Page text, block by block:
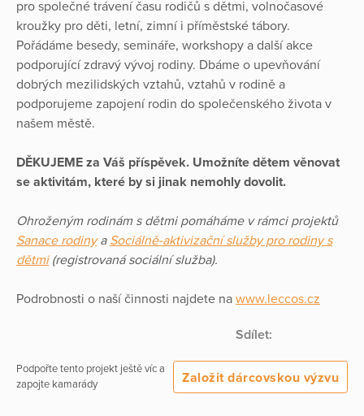
pro společné trávení času rodičů s dětmi, volnočasové
kroužky pro děti, letní, zimní i příměstské tábory.
Pořádáme besedy, semináře, workshopy a další akce
podporující zdravý vývoj rodiny. Dbáme o upevňování
dobrých mezilidských vztahů, vztahů v rodině a
podporujeme zapojení rodin do společenského života v
našem městě.
DĚKUJEME za Váš příspěvek. Umožníte dětem věnovat
se aktivitám, které by si jinak nemohly dovolit.
Ohroženým rodinám s dětmi pomáháme v rámci projektů
Sanace rodinya Sociálně-aktivizační služby pro rodiny s
dětmi(registrovaná sociální služba).
Podrobnosti o naší činnosti najdete na www.leccos.cz
Sdílet:
Podpořte tento projekt ještě víc a
zapojte kamarády
Založit dárcovskou výzvu